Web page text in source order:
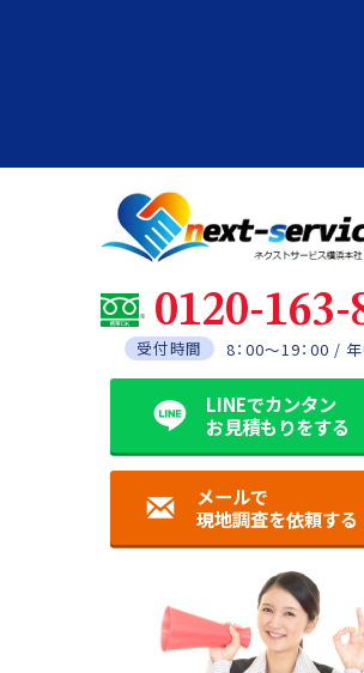
0120-163-
受付時間 8：00～19：00 /
LINEでカンタン
お見積もりをする
メールで
現地調査を依頼する